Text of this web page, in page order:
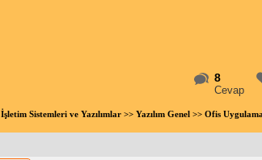
8
Cevap
İşletim Sistemleri ve Yazılımlar>> Yazılım Genel>> Ofis